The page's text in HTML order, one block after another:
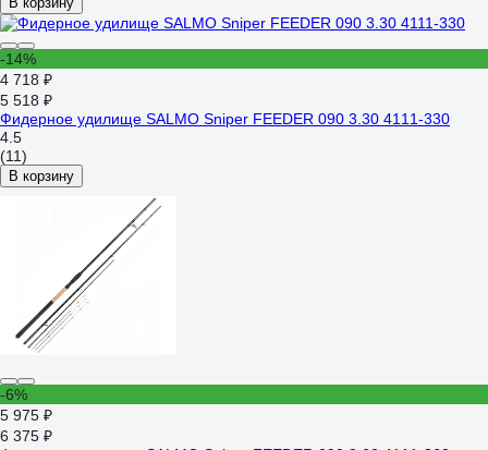
-14%
4 718 ₽
5 518 ₽
Фидерное удилище SALMO Sniper FEEDER 090 3.30 4111-330
4.5
(11)
В корзину
-6%
5 975 ₽
6 375 ₽